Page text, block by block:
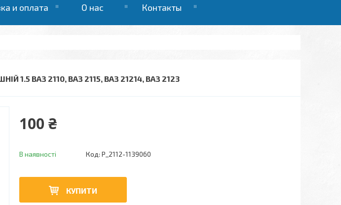
и оплата О нас Контакты
1.5 ВАЗ 2110, ВАЗ 2115, ВАЗ 21214, ВАЗ 2123
100 ₴
В наявності Код: Р_2112-1139060
КУПИТИ